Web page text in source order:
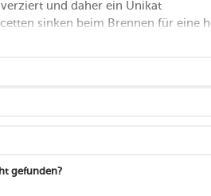
und daher ein Unikat
sinken beim Brennen für eine
gefunden?